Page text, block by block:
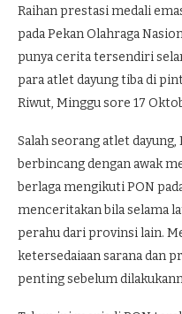
Raihan prestasi medali
pada Pekan Olahraga
punya cerita tersendiri
para atlet dayung tiba di
Riwut, Minggu sore 17
Salah seorang atlet
berbincang dengan awak
berlaga mengikuti PON
menceritakan bila selama
perahu dari provinsi lain.
ketersedaiaan sarana dan
penting sebelum